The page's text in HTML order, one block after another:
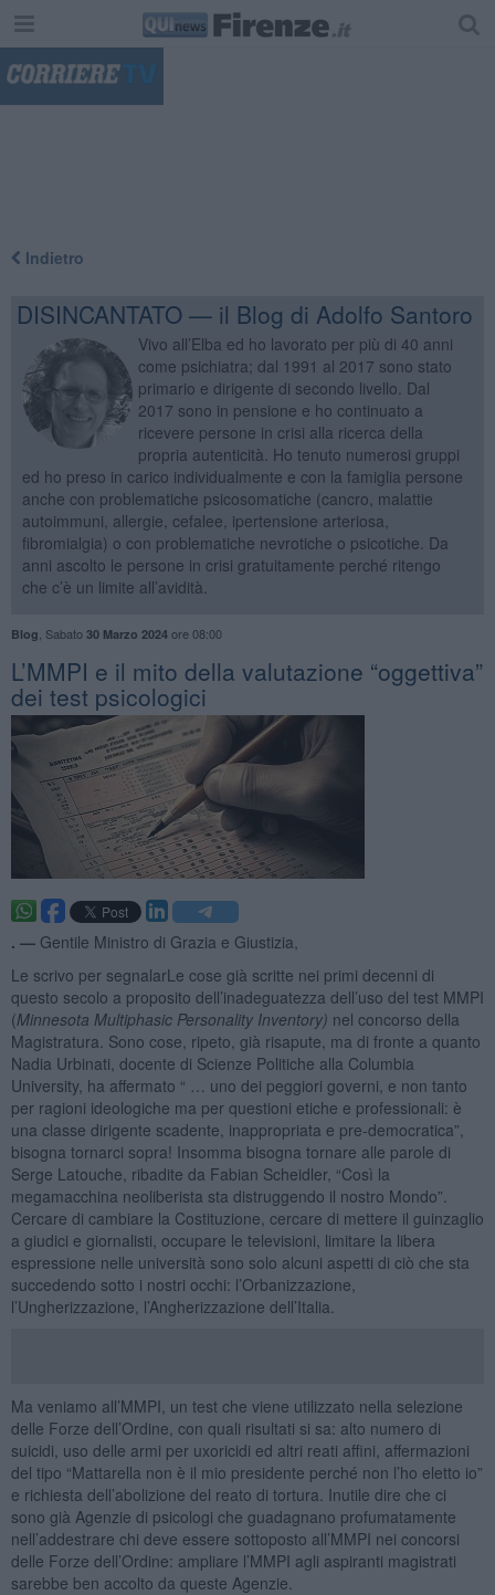
Indietro
DISINCANTATO — il Blog di Adolfo Santoro
Vivo all’Elba ed ho lavorato per più di 40 anni
come psichiatra; dal 1991 al 2017 sono stato
primario e dirigente di secondo livello. Dal
2017 sono in pensione e ho continuato a
ricevere persone in crisi alla ricerca della
propria autenticità. Ho tenuto numerosi gruppi
ed ho preso in carico individualmente e con la famiglia persone
anche con problematiche psicosomatiche (cancro, malattie
autoimmuni, allergie, cefalee, ipertensione arteriosa,
fibromialgia) o con problematiche nevrotiche o psicotiche. Da
anni ascolto le persone in crisi gratuitamente perché ritengo
che c’è un limite all’avidità.
Blog Sabato 30 Marzo 2024ore 08:00
​L’MMPI e il mito della valutazione “oggettiva”
dei test psicologici
. — Gentile Ministro di Grazia e Giustizia,
Le scrivo per segnalarLe cose già scritte nei primi decenni di
questo secolo a proposito dell’inadeguatezza dell’uso del test MMPI
(Minnesota Multiphasic Personality Inventory) nel concorso della
Magistratura. Sono cose, ripeto, già risapute, ma di fronte a quanto
Nadia Urbinati, docente di Scienze Politiche alla Columbia
University, ha affermato “ … uno dei peggiori governi, e non tanto
per ragioni ideologiche ma per questioni etiche e professionali: è
una classe dirigente scadente, inappropriata e pre-democratica”,
bisogna tornarci sopra! Insomma bisogna tornare alle parole di
Serge Latouche, ribadite da Fabian Scheidler, “Così la
megamacchina neoliberista sta distruggendo il nostro Mondo”.
Cercare di cambiare la Costituzione, cercare di mettere il guinzaglio
a giudici e giornalisti, occupare le televisioni, limitare la libera
espressione nelle università sono solo alcuni aspetti di ciò che sta
succedendo sotto i nostri occhi: l’Orbanizzazione,
l’Ungherizzazione, l’Angherizzazione dell’Italia.
Ma veniamo all’MMPI, un test che viene utilizzato nella selezione
delle Forze dell’Ordine, con quali risultati si sa: alto numero di
suicidi, uso delle armi per uxoricidi ed altri reati affini, affermazioni
del tipo “Mattarella non è il mio presidente perché non l’ho eletto io”
e richiesta dell’abolizione del reato di tortura. Inutile dire che ci
sono già Agenzie di psicologi che guadagnano profumatamente
nell’addestrare chi deve essere sottoposto all’MMPI nei concorsi
delle Forze dell’Ordine: ampliare l’MMPI agli aspiranti magistrati
sarebbe ben accolto da queste Agenzie.